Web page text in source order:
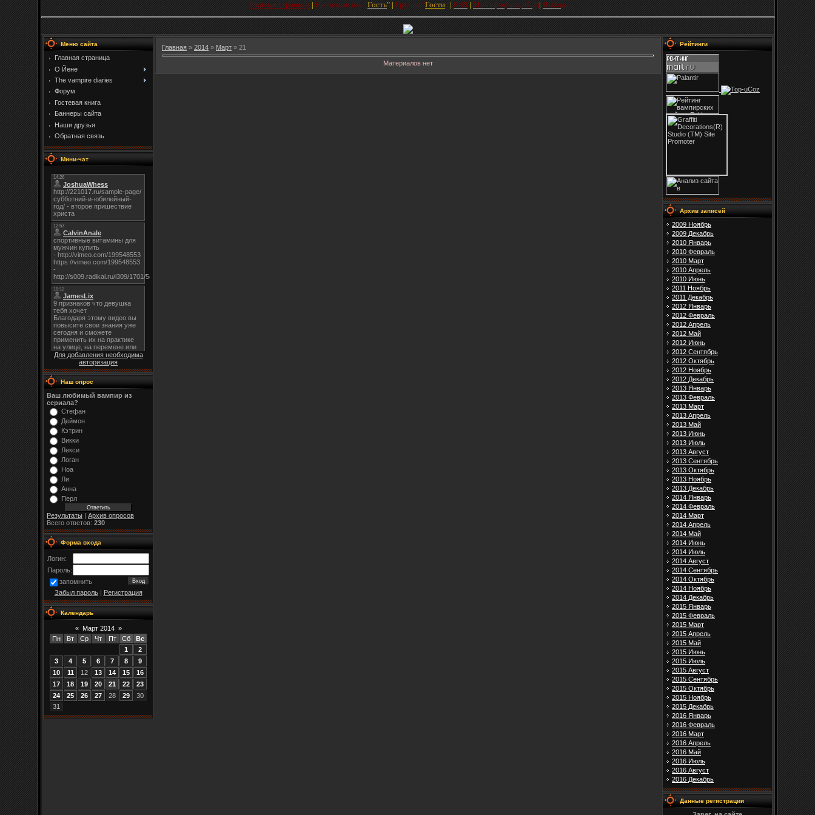
Главная страница | Вы вошли как "Гость"| Группа"Гости" | RSS | Мой профиль ЛC()| Выход
Меню сайта
Главная страница
О Йене
The vampire diaries
Форум
Гостевая книга
Баннеры сайта
Наши друзья
Обратная связь
Мини-чат
Для добавления необходима
авторизация
Наш опрос
Ваш любимый вампир из
сериала?
Стефан
Деймон
Кэтрин
Викки
Лекси
Логан
Ноа
Ли
Анна
Перл
Результаты
Архив опросов
Всего ответов: 230
Форма входа
Логин:
Пароль:
запомнить
Забыл пароль| Регистрация
Календарь
« Март 2014 »
Пн
Вт Ср Чт Пт Сб
Вс
1
2
3
4 5 6 7 8
9
10
11 12 13 14 15
16
17
18 19 20 21 22
23
24
25 26 27 28 29
30
31
Главная » 2014 » Март » 21
Материалов нет
Рейтинги
Архив записей
2009 Ноябрь
2009 Декабрь
2010 Январь
2010 Февраль
2010 Март
2010 Апрель
2010 Июнь
2011 Ноябрь
2011 Декабрь
2012 Январь
2012 Февраль
2012 Апрель
2012 Май
2012 Июнь
2012 Сентябрь
2012 Октябрь
2012 Ноябрь
2012 Декабрь
2013 Январь
2013 Февраль
2013 Март
2013 Апрель
2013 Май
2013 Июнь
2013 Июль
2013 Август
2013 Сентябрь
2013 Октябрь
2013 Ноябрь
2013 Декабрь
2014 Январь
2014 Февраль
2014 Март
2014 Апрель
2014 Май
2014 Июнь
2014 Июль
2014 Август
2014 Сентябрь
2014 Октябрь
2014 Ноябрь
2014 Декабрь
2015 Январь
2015 Февраль
2015 Март
2015 Апрель
2015 Май
2015 Июнь
2015 Июль
2015 Август
2015 Сентябрь
2015 Октябрь
2015 Ноябрь
2015 Декабрь
2016 Январь
2016 Февраль
2016 Март
2016 Апрель
2016 Май
2016 Июль
2016 Август
2016 Декабрь
Данные регистрации